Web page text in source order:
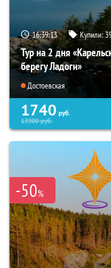
16:39:12 Купили:
Тур на 2 дня
берегу Ладоги»
Достоевская
1740 руб.
13900руб.
-50%